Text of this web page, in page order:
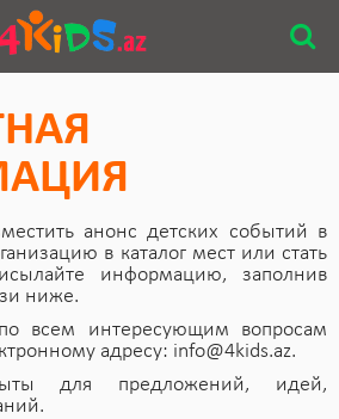
анонс детских событий в
в каталог мест или стать
информацию, заполнив
ниже.
всем интересующим вопросам
адресу: info@4kids.az.
для предложений, идей,